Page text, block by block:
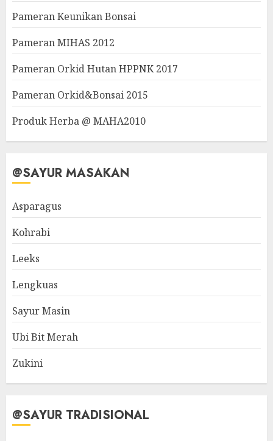
Pameran Keunikan Bonsai
Pameran MIHAS 2012
Pameran Orkid Hutan HPPNK 2017
Pameran Orkid&Bonsai 2015
Produk Herba @ MAHA2010
@SAYUR MASAKAN
Asparagus
Kohrabi
Leeks
Lengkuas
Sayur Masin
Ubi Bit Merah
Zukini
@SAYUR TRADISIONAL